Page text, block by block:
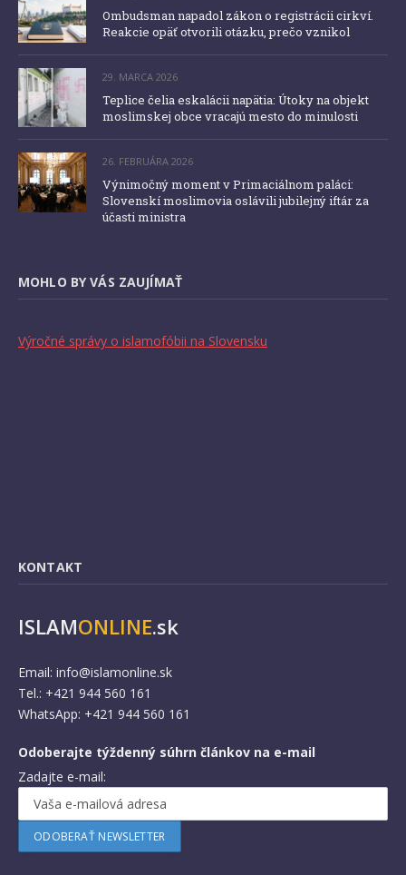
Ombudsman napadol zákon o registrácii cirkví.
Reakcie opäť otvorili otázku, prečo vznikol
29. MARCA 2026
Teplice čelia eskalácii napätia: Útoky na objekt
moslimskej obce vracajú mesto do minulosti
26. FEBRUÁRA 2026
Výnimočný moment v Primaciálnom paláci:
Slovenskí moslimovia oslávili jubilejný iftár za
účasti ministra
MOHLO BY VÁS ZAUJÍMAŤ
Výročné správy o islamofóbii na Slovensku
KONTAKT
ISLAMONLINE.sk
Email: info@islamonline.sk
Tel.: +421 944 560 161
WhatsApp: +421 944 560 161
Odoberajte týždenný súhrn článkov na e-mail
Zadajte e-mail: